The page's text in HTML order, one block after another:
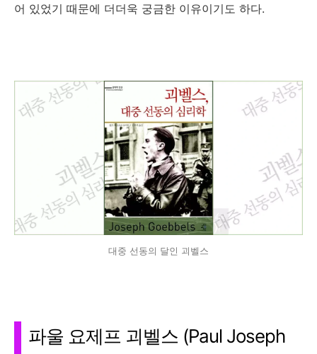
어 있었기 때문에 더더욱 궁금한 이유이기도 하다.
대중 선동의 달인 괴벨스
파울 요제프 괴벨스 (Paul Joseph